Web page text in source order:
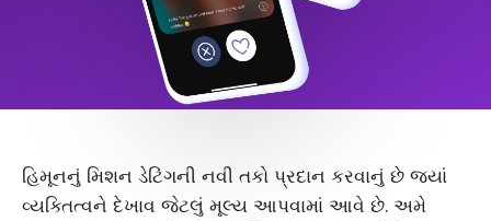
હિમૂનનું મિશન ડેટિંગની નવી તકો પ્રદાન કરવાનું છે જ્યાં
વ્યક્તિત્વને દેખાવ જેટલું મૂલ્ય આપવામાં આવે છે. અમે